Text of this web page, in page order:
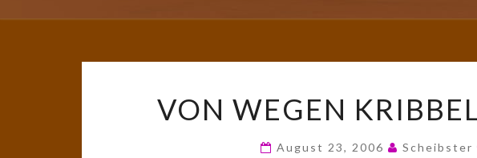
WEGEN
VON WEGEN
August 23, 2006 Scheibster